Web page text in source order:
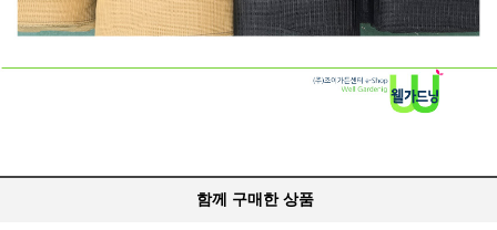
함께 구매한 상품